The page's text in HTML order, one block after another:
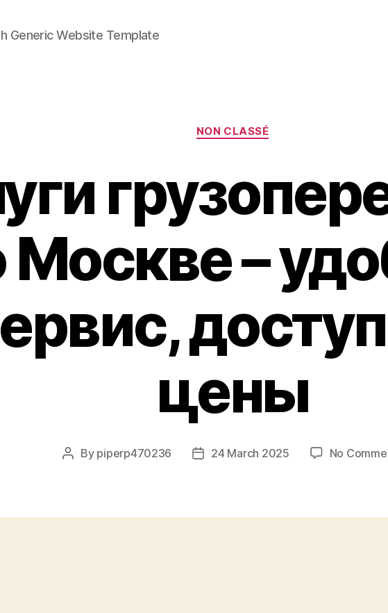
Generic Website Template
Categories
NON CLASSÉ
Москве –
цены
Post
By piperp470236
Post24 March 2025 No